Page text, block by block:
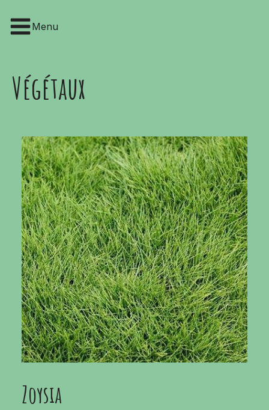
Menu
MOBILIER
COUSSINS & POUFS
OMBRAGE
ÉCLAIRAGE
BRISE-VUE
VAISSELLE & PIQUE-NIQUE
POTERIES
FONTE
FLEURS SÉCHÉES
ARBRES
GAZON
ROSIERS
VIVACES
Végétaux
Zoysia